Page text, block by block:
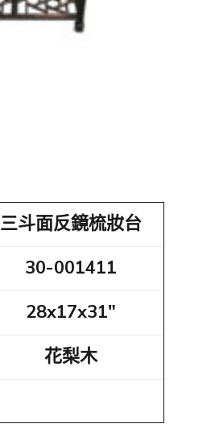
三斗面反鏡梳妝台
30-001411
28x17x31"
花梨木